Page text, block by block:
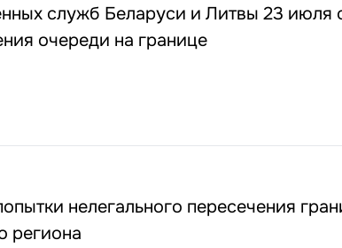
служб Беларуси и Литвы 23 июля
очереди на границе
нелегального пересечения
региона